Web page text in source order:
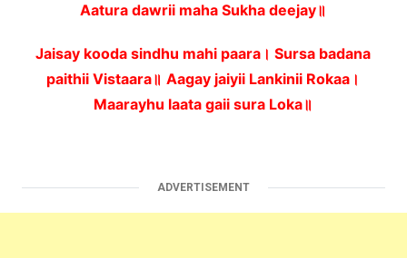
Aatura dawrii maha Sukha deejay॥
Jaisay kooda sindhu mahi paara। Sursa badana
paithii Vistaara॥ Aagay jaiyii Lankinii Rokaa।
Maarayhu laata gaii sura Loka॥
ADVERTISEMENT